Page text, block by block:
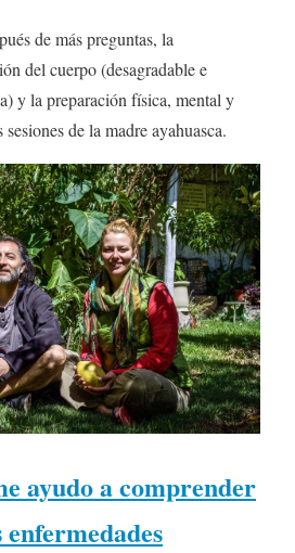
de más preguntas, la
del cuerpo (desagradable e
y la preparación física, mental y
de la madre ayahuasca.
ayudo a comprender